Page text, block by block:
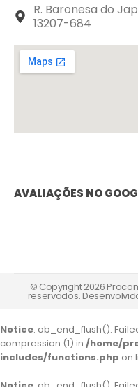
R. Baronesa do
13207-684
AVALIAÇÕES NO
© Copyright 2026
reservados.
Notice: ob_end_flush():
compression (1) in /home/
includes/functions.php on